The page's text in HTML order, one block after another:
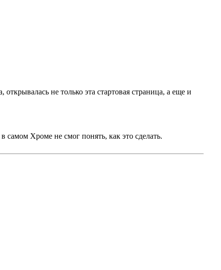
не только эта стартовая страница, а еще и
самом Хроме не смог понять, как это сделать.